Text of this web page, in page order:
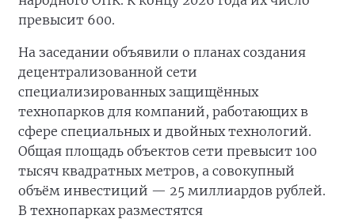
превысит 600.
На заседании объявили о планах создания
децентрализованной сети
специализированных защищённых
технопарков для компаний, работающих в
сфере специальных и двойных технологий.
Общая площадь объектов сети превысит 100
тысяч квадратных метров, а совокупный
объём инвестиций — 25 миллиардов рублей.
В технопарках разместятся